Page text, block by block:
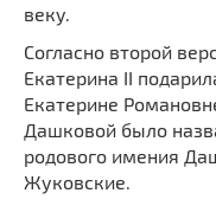
веку.
Согласно второй
Екатерина II
Екатерине
Дашковой было
родового имения
Жуковские.